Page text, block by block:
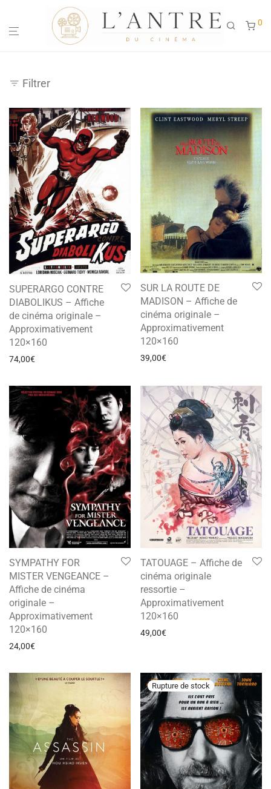
0
Filtrer
SUPERARGO CONTRE
DIABOLIKUS – Affiche
de cinéma originale –
Approximativement
120×160
74,00€
SUR LA ROUTE DE
MADISON – Affiche de
cinéma originale –
Approximativement
120×160
39,00€
SYMPATHY FOR
MISTER VENGEANCE –
Affiche de cinéma
originale –
Approximativement
120×160
24,00€
TATOUAGE – Affiche de
cinéma originale
ressortie –
Approximativement
120×160
49,00€